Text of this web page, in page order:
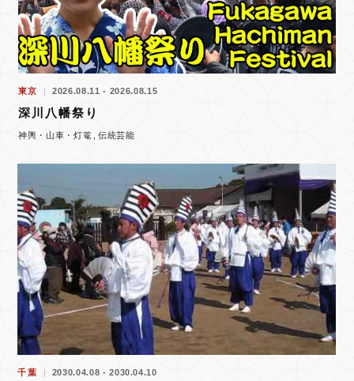
東京 2026.08.11 - 2026.08.15
深川八幡祭り
神輿・山車・灯篭 伝統芸能
千葉 2030.04.08 - 2030.04.10